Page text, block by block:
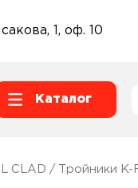
1, оф. 10
Каталог
CLAD / Тройники